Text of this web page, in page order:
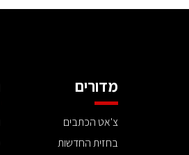
מדורים
צ'אט הכתבים
בחזית החדשות